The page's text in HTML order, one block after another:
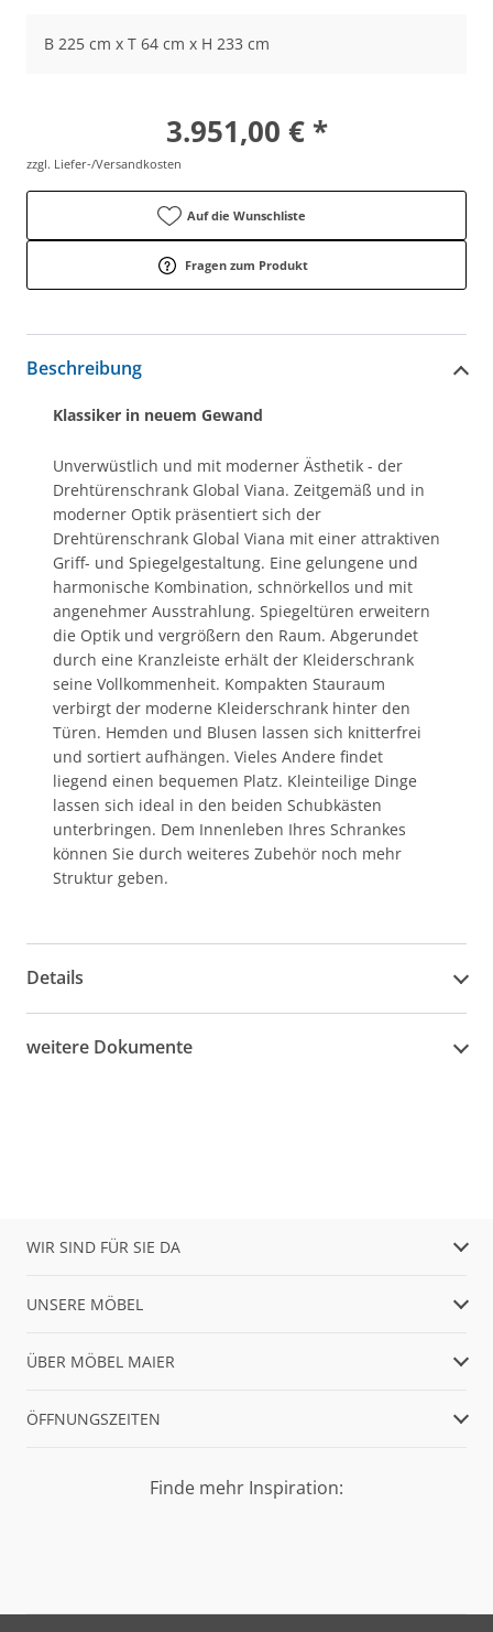
B 225 cm x T 64 cm x H 233 cm
3.951,00 € *
zzgl. Liefer-/Versandkosten
Auf die Wunschliste
Fragen zum Produkt
Beschreibung
Klassiker in neuem Gewand
Unverwüstlich und mit moderner Ästhetik - der
Drehtürenschrank Global Viana. Zeitgemäß und in
moderner Optik präsentiert sich der
Drehtürenschrank Global Viana mit einer attraktiven
Griff- und Spiegelgestaltung. Eine gelungene und
harmonische Kombination, schnörkellos und mit
angenehmer Ausstrahlung. Spiegeltüren erweitern
die Optik und vergrößern den Raum. Abgerundet
durch eine Kranzleiste erhält der Kleiderschrank
seine Vollkommenheit. Kompakten Stauraum
verbirgt der moderne Kleiderschrank hinter den
Türen. Hemden und Blusen lassen sich knitterfrei
und sortiert aufhängen. Vieles Andere findet
liegend einen bequemen Platz. Kleinteilige Dinge
lassen sich ideal in den beiden Schubkästen
unterbringen. Dem Innenleben Ihres Schrankes
können Sie durch weiteres Zubehör noch mehr
Struktur geben.
Details
weitere Dokumente
WIR SIND FÜR SIE DA
UNSERE MÖBEL
ÜBER MÖBEL MAIER
ÖFFNUNGSZEITEN
Finde mehr Inspiration: